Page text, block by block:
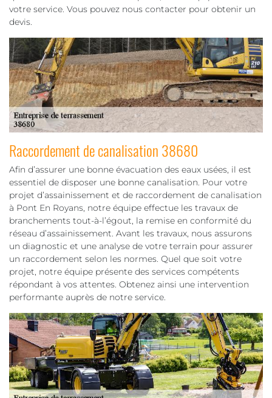
votre service. Vous pouvez nous contacter pour obtenir un
devis.
Raccordement de canalisation 38680
Afin d’assurer une bonne évacuation des eaux usées, il est
essentiel de disposer une bonne canalisation. Pour votre
projet d’assainissement et de raccordement de canalisation
à Pont En Royans, notre équipe effectue les travaux de
branchements tout-à-l’égout, la remise en conformité du
réseau d’assainissement. Avant les travaux, nous assurons
un diagnostic et une analyse de votre terrain pour assurer
un raccordement selon les normes. Quel que soit votre
projet, notre équipe présente des services compétents
répondant à vos attentes. Obtenez ainsi une intervention
performante auprès de notre service.